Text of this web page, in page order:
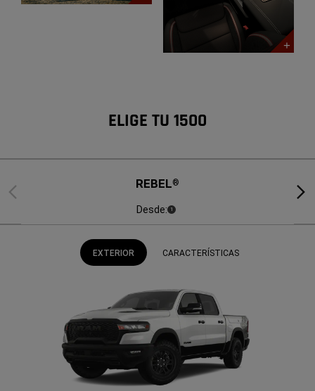
ELIGE TU 1500
Previous REBEL®
Desde: 1
Next
EXTERIOR CARACTERÍSTICAS